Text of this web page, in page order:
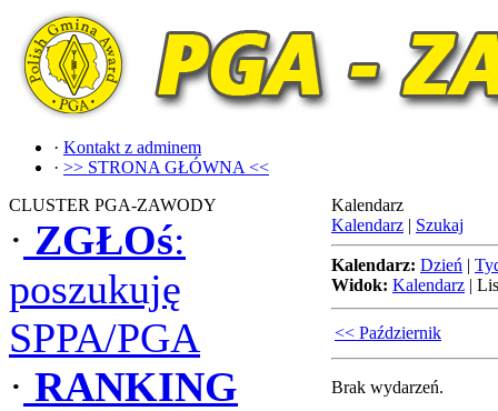
· Kontakt z adminem
· >> STRONA GŁÓWNA <<
CLUSTER PGA-ZAWODY
· ZGŁOś:
poszukuję
SPPA/PGA
· RANKING
Kalendarz
Kalendarz | Szukaj
Kalendarz: Dzień |
Widok: Kalendarz |
<< Październik
Brak wydarzeń.